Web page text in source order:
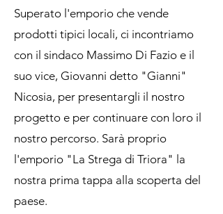
Superato l'emporio che vende
prodotti tipici locali, ci incontriamo
con il sindaco Massimo Di Fazio e il
suo vice, Giovanni detto "Gianni"
Nicosia, per presentargli il nostro
progetto e per continuare con loro il
nostro percorso. Sarà proprio
l'emporio "La Strega di Triora" la
nostra prima tappa alla scoperta del
paese.